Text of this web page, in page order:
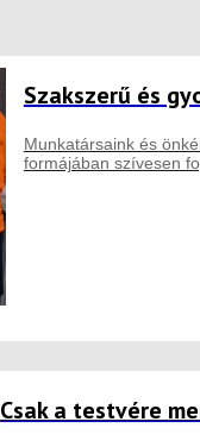
Szakszerű és
Munkatársaink és
formájában szívesen
Csak a testvére